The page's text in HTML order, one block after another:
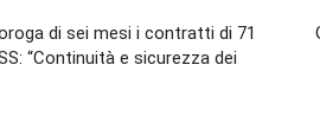
di sei mesi i contratti di 71
“Continuità e sicurezza dei